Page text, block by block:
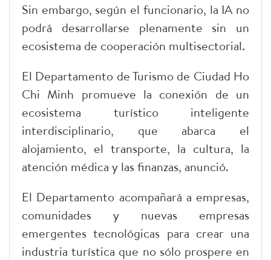
Sin embargo, según el funcionario, la IA no
podrá desarrollarse plenamente sin un
ecosistema de cooperación multisectorial.
El Departamento de Turismo de Ciudad Ho
Chi Minh promueve la conexión de un
ecosistema turístico inteligente
interdisciplinario, que abarca el
alojamiento, el transporte, la cultura, la
atención médica y las finanzas, anunció.
El Departamento acompañará a empresas,
comunidades y nuevas empresas
emergentes tecnológicas para crear una
industria turística que no sólo prospere en